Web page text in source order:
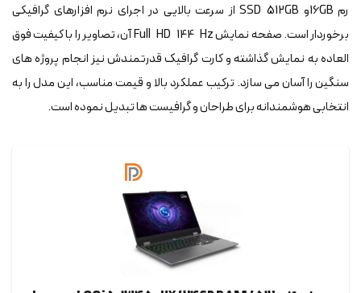
رم 16GBو SSD 512GB از سرعت بالایی در اجرای نرم افزارهای گرافیکی
برخوردار است. صفحه نمایش Full HD 144 Hz آن، تصاویر را با کیفیت فوق
العاده به نمایش گذاشته و کارت گرافیک قدرتمندش نیز انجام پروژه های
سنگین را آسان می سازد. ترکیب عملکرد بالا و قیمت مناسب، این مدل را به
انتخابی هوشمندانه برای طراحان و گرافیست ها تبدیل نموده است.